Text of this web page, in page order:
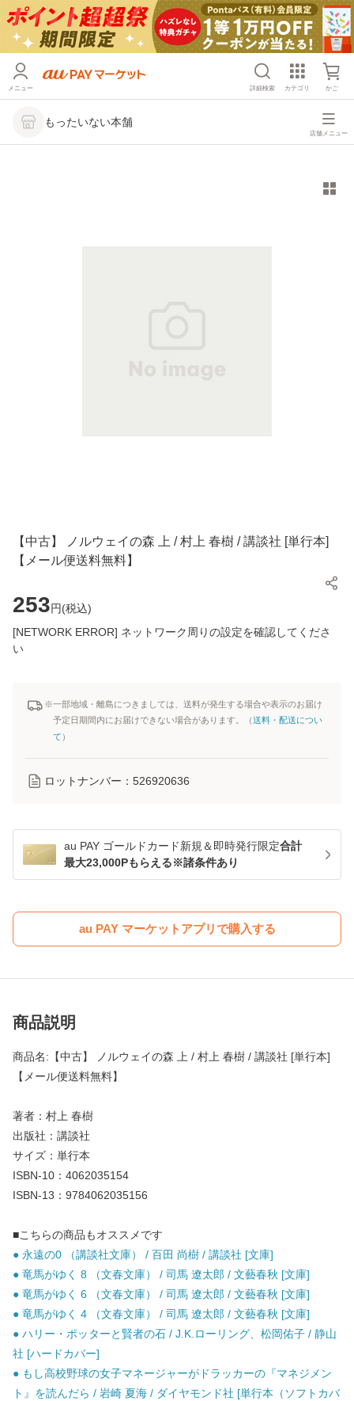
メニュー 詳細検索 カテゴリ かご
もったいない本舗
店舗メニュー
【中古】 ノルウェイの森 上 / 村上 春樹 / 講談社 [単行本]
【メール便送料無料】
253円(税込)
[NETWORK ERROR] ネットワーク周りの設定を確認してくださ
い
※一部地域・離島につきましては、送料が発生する場合や表示のお届け
予定日期間内にお届けできない場合があります。（送料・配送につい
て ）
ロットナンバー： 526920636
au PAY ゴールドカード新規＆即時発行限定合計
最大23,000Pもらえる※諸条件あり
au PAY マーケットアプリで購入する
商品説明
商品名:【中古】 ノルウェイの森 上 / 村上 春樹 / 講談社 [単行本]
【メール便送料無料】
著者：村上 春樹
出版社：講談社
サイズ：単行本
ISBN-10：4062035154
ISBN-13：9784062035156
■こちらの商品もオススメです
● 永遠の0 （講談社文庫） / 百田 尚樹 / 講談社 [文庫]
● 竜馬がゆく 8 （文春文庫） / 司馬 遼太郎 / 文藝春秋 [文庫]
● 竜馬がゆく 6 （文春文庫） / 司馬 遼太郎 / 文藝春秋 [文庫]
● 竜馬がゆく 4 （文春文庫） / 司馬 遼太郎 / 文藝春秋 [文庫]
● ハリー・ポッターと賢者の石 / J.K.ローリング、松岡佑子 / 静山
社 [ハードカバー]
● もし高校野球の女子マネージャーがドラッカーの『マネジメン
ト』を読んだら / 岩崎 夏海 / ダイヤモンド社 [単行本（ソフトカバ